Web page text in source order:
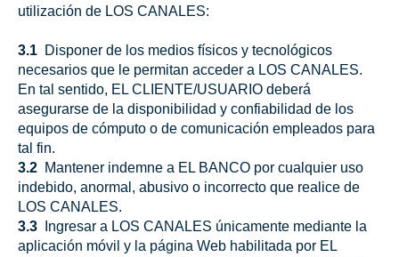
utilización de LOS CANALES:
3.1 Disponer de los medios físicos y tecnológicos
necesarios que le permitan acceder a LOS CANALES.
En tal sentido, EL CLIENTE/USUARIO deberá
asegurarse de la disponibilidad y confiabilidad de los
equipos de cómputo o de comunicación empleados para
tal fin.
3.2 Mantener indemne a EL BANCO por cualquier uso
indebido, anormal, abusivo o incorrecto que realice de
LOS CANALES.
3.3
Ingresar a LOS CANALES únicamente mediante la
aplicación móvil y la página Web habilitada por EL